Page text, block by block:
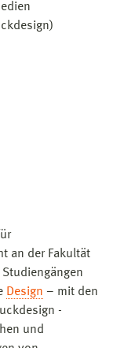
an der Fakultät
Design – mit den
-
und